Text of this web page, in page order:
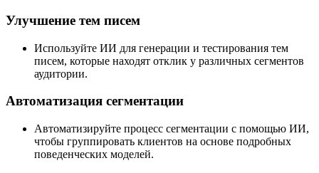
Улучшение тем писем
Используйте ИИ для генерации и тестирования тем
писем, которые находят отклик у различных сегментов
аудитории.
Автоматизация сегментации
Автоматизируйте процесс сегментации с помощью ИИ,
чтобы группировать клиентов на основе подробных
поведенческих моделей.